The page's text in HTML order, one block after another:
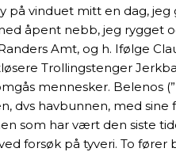
på vinduet mitt en dag,
åpent nebb, jeg rygget
Amt, og h. Ifølge
Trollingstenger
mennesker. Belenos
havbunnen, med sine
som har vært den siste
forsøk på tyveri. To